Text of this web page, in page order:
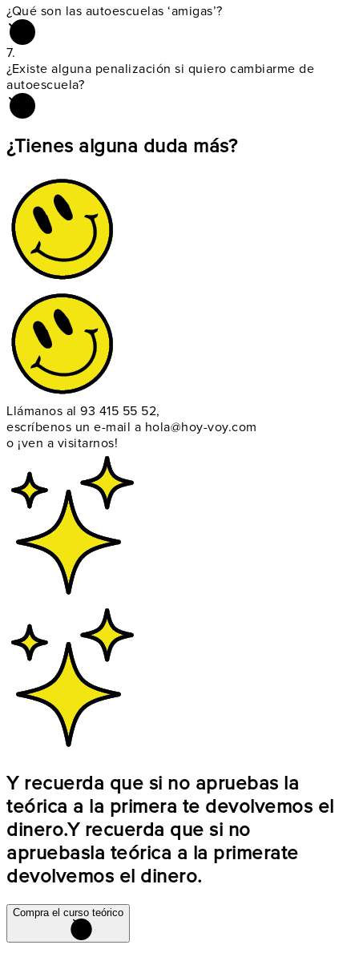
¿Qué son las autoescuelas ‘amigas’?
7.
¿Existe alguna penalización si quiero cambiarme de
autoescuela?
¿Tienes alguna duda más?
Llámanos al 93 415 55 52,
escríbenos un e-mail a hola@hoy-voy.com
o ¡ven a visitarnos!
Y recuerda que si no apruebas la
teórica a la primera te devolvemos el
dinero.Y recuerda que si no
apruebasla teórica a la primerate
devolvemos el dinero.
Compra el curso teórico